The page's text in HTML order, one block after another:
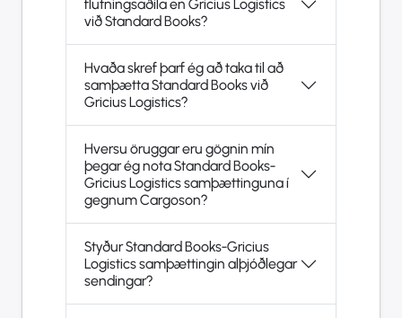
flutningsaðila en Gricius Logistics
við Standard Books?
Hvaða skref þarf ég að taka til að
samþætta Standard Books við
Gricius Logistics?
Hversu öruggar eru gögnin mín
þegar ég nota Standard Books-
Gricius Logistics samþættinguna í
gegnum Cargoson?
Styður Standard Books-Gricius
Logistics samþættingin alþjóðlegar
sendingar?